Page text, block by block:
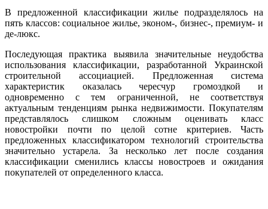
В предложенной классификации жилье подразделялось на
пять классов: социальное жилье, эконом-, бизнес-, премиум- и
де-люкс.
Последующая практика выявила значительные неудобства
использования классификации, разработанной Украинской
строительной ассоциацией. Предложенная система
характеристик оказалась чересчур громоздкой и
одновременно с тем ограниченной, не соответствуя
актуальным тенденциям рынка недвижимости. Покупателям
представлялось слишком сложным оценивать класс
новостройки почти по целой сотне критериев. Часть
предложенных классификатором технологий строительства
значительно устарела. За несколько лет после создания
классификации сменились классы новостроев и ожидания
покупателей от определенного класса.